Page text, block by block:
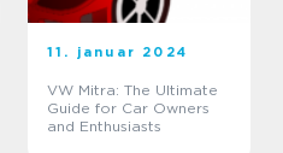
11. januar 2024
VW Mitra: The Ultimate
Guide for Car Owners
and Enthusiasts